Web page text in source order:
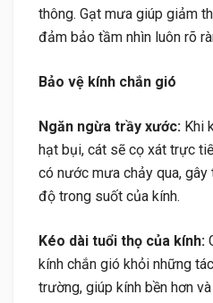
thông. Gạt mưa giúp giảm
đảm bảo tầm nhìn luôn rõ
Bảo vệ kính chắn gió
Ngăn ngừa trầy xước: Khi
hạt bụi, cát sẽ cọ xát trực
có nước mưa chảy qua,
độ trong suốt của kính.
Kéo dài tuổi thọ của kính:
kính chắn gió khỏi những
trường, giúp kính bền hơn